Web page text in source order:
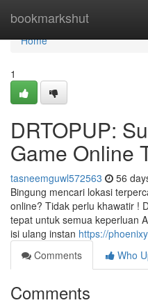
bookmarkshut
Home
Home
1
DRTOPUP:
Game Online
tasneemguwl572563 56
Bingung mencari lokasi
online? Tidak perlu khawatir !
tepat untuk semua keperluan
isi ulang instan https://
Comments
Who
Comments